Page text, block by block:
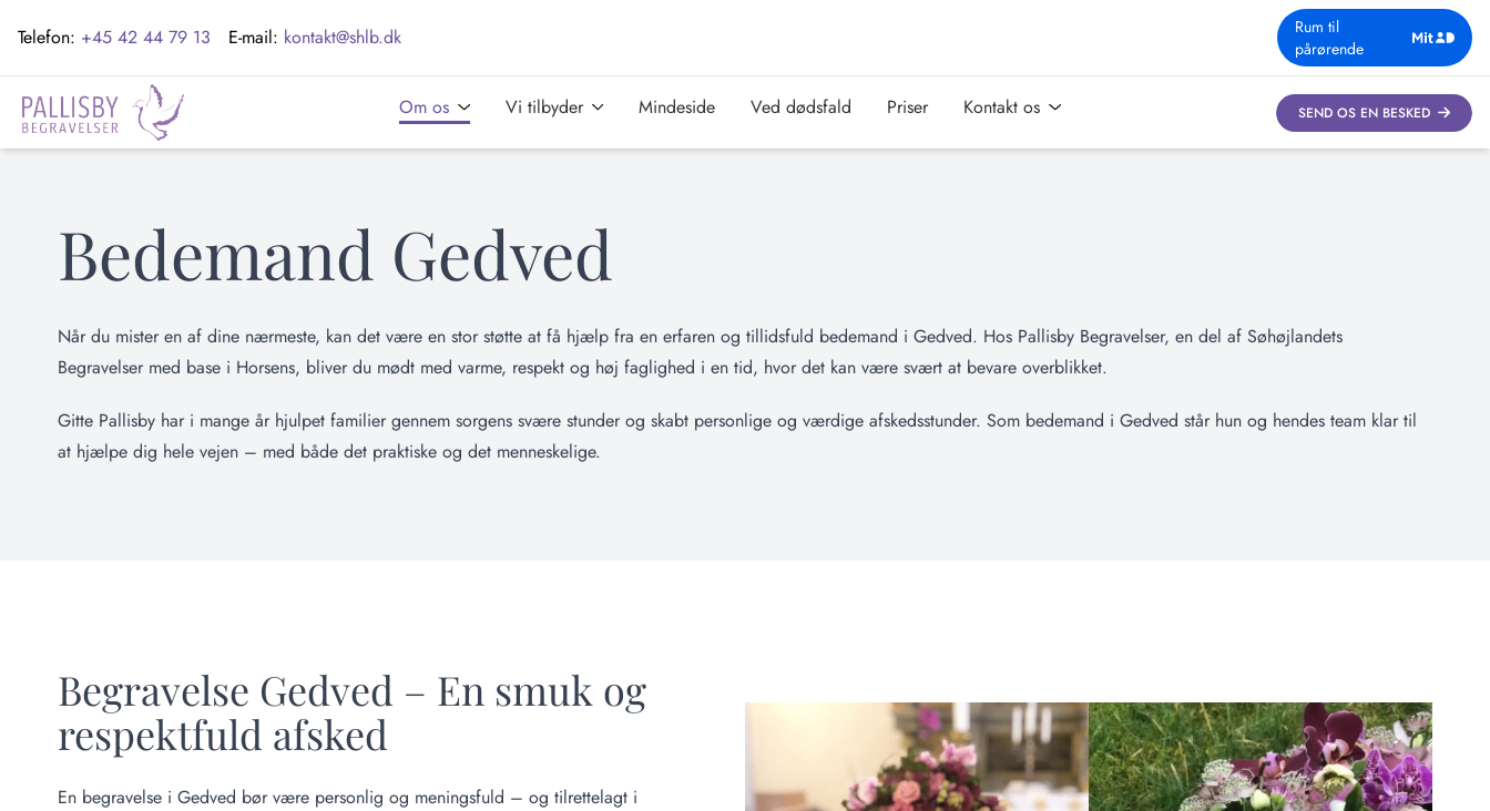
Telefon: +45 42 44 79 13 E-mail: kontakt@shlb.dk
Rum til
pårørende
Om os Vi tilbyder Mindeside Ved dødsfald Priser Kontakt os SEND OS EN BESKED
Bedemand Gedved
Når du mister en af dine nærmeste, kan det være en stor støtte at få hjælp fra en erfaren og tillidsfuld bedemand i Gedved. Hos Pallisby Begravelser, en del af Søhøjlandets
Begravelser med base i Horsens, bliver du mødt med varme, respekt og høj faglighed i en tid, hvor det kan være svært at bevare overblikket.
Gitte Pallisby har i mange år hjulpet familier gennem sorgens svære stunder og skabt personlige og værdige afskedsstunder. Som bedemand i Gedved står hun og hendes team klar til
at hjælpe dig hele vejen – med både det praktiske og det menneskelige.
Begravelse Gedved – En smuk og
respektfuld afsked
En begravelse i Gedved bør være personlig og meningsfuld – og tilrettelagt i